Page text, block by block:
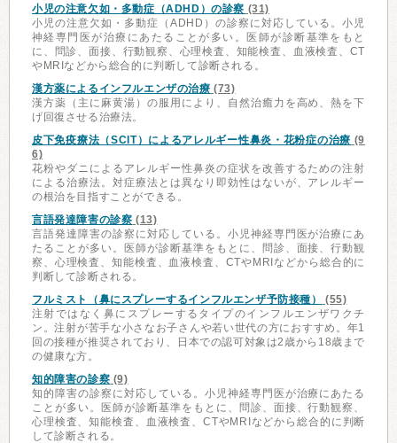
小児の注意欠如・多動症（ADHD）の診察 (31)
小児の注意欠如・多動症（ADHD）の診察に対応している。小児
神経専門医が治療にあたることが多い。医師が診断基準をもと
に、問診、面接、行動観察、心理検査、知能検査、血液検査、CT
やMRIなどから総合的に判断して診断される。
漢方薬によるインフルエンザの治療 (73)
漢方薬（主に麻黄湯）の服用により、自然治癒力を高め、熱を下
げ回復させる治療法。
皮下免疫療法（SCIT）によるアレルギー性鼻炎・花粉症の治療 (9
6)
花粉やダニによるアレルギー性鼻炎の症状を改善するための注射
による治療法。対症療法とは異なり即効性はないが、アレルギー
の根治を目指すことができる。
言語発達障害の診察 (13)
言語発達障害の診察に対応している。小児神経専門医が治療にあ
たることが多い。医師が診断基準をもとに、問診、面接、行動観
察、心理検査、知能検査、血液検査、CTやMRIなどから総合的に
判断して診断される。
フルミスト（鼻にスプレーするインフルエンザ予防接種）
(55)
注射ではなく鼻にスプレーするタイプのインフルエンザワクチ
ン。注射が苦手な小さなお子さんや若い世代の方におすすめ。年1
回の接種が推奨されており、日本での認可対象は2歳から18歳まで
の健康な方。
知的障害の診察 (9)
知的障害の診察に対応している。小児神経専門医が治療にあたる
ことが多い。医師が診断基準をもとに、問診、面接、行動観察、
心理検査、知能検査、血液検査、CTやMRIなどから総合的に判断
して診断される。